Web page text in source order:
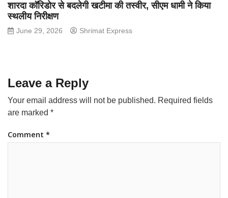
शारदा कॉरिडोर से बदलेगी खटीमा की तस्वीर, सीएम धामी ने किया
स्थलीय निरीक्षण
June 29, 2026 Shrimat Express
Leave a Reply
Your email address will not be published. Required fields
are marked *
Comment *